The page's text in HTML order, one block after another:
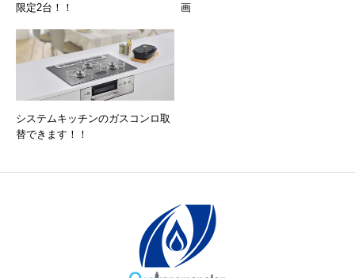
限定2台！！
画
システムキッチンのガスコンロ取
替できます！！